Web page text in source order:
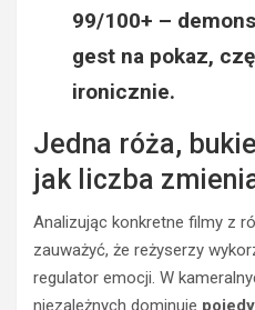
99/100+ –
gest na pokaz,
ironicznie.
Jedna róża,
jak liczba
Analizując konkretne filmy z
zauważyć, że reżyserzy
regulator emocji. W
niezależnych dominuje